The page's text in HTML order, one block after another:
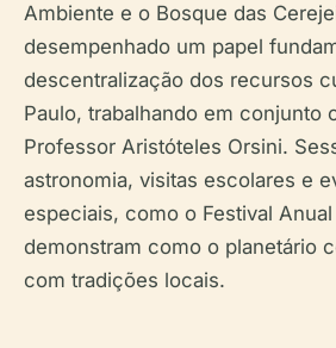
Ambiente e o Bosque das
desempenhado um papel
descentralização dos recursos
Paulo, trabalhando em conjunto
Professor Aristóteles Orsini.
astronomia, visitas escolares e
especiais, como o Festival
demonstram como o planetário
com tradições locais.